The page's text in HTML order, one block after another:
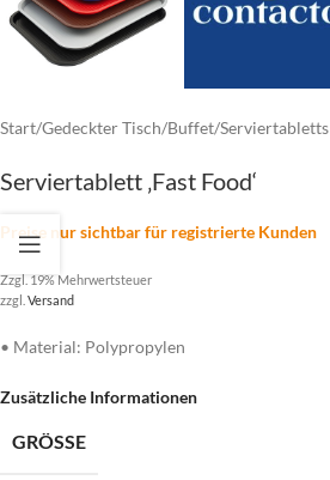
Start/Gedeckter Tisch/Buffet/Serviertabletts
Serviertablett ‚Fast Food‘
Preise nur sichtbar für registrierte Kunden
Zzgl. 19% Mehrwertsteuer
zzgl. Versand
• Material: Polypropylen
Zusätzliche Informationen
GRÖSSE